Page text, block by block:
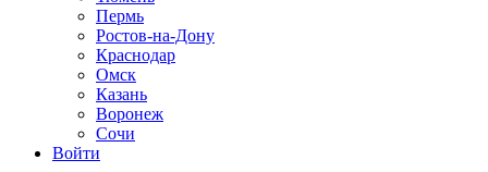
Пермь
Ростов-на-Дону
Краснодар
Омск
Казань
Воронеж
Сочи
Войти